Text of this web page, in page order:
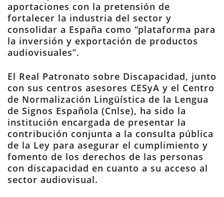
aportaciones con la pretensión de
fortalecer la industria del sector y
consolidar a España como “plataforma para
la inversión y exportación de productos
audiovisuales”.
El Real Patronato sobre Discapacidad, junto
con sus centros asesores CESyA y el Centro
de Normalización Lingüística de la Lengua
de Signos Española (Cnlse), ha sido la
institución encargada de presentar la
contribución conjunta a la consulta pública
de la Ley para asegurar el cumplimiento y
fomento de los derechos de las personas
con discapacidad en cuanto a su acceso al
sector audiovisual.